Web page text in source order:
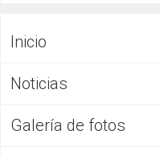
Inicio
Noticias
Galería de fotos